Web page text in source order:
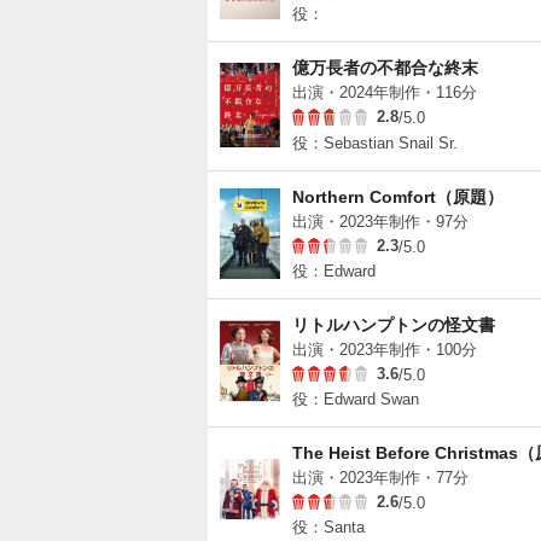
役：
億万長者の不都合な終末
出演・2024年制作・116分
2.8/5.0
役：Sebastian Snail Sr.
Northern Comfort（原題）
出演・2023年制作・97分
2.3/5.0
役：Edward
リトルハンプトンの怪文書
出演・2023年制作・100分
3.6/5.0
役：Edward Swan
The Heist Before Christmas（
出演・2023年制作・77分
2.6/5.0
役：Santa